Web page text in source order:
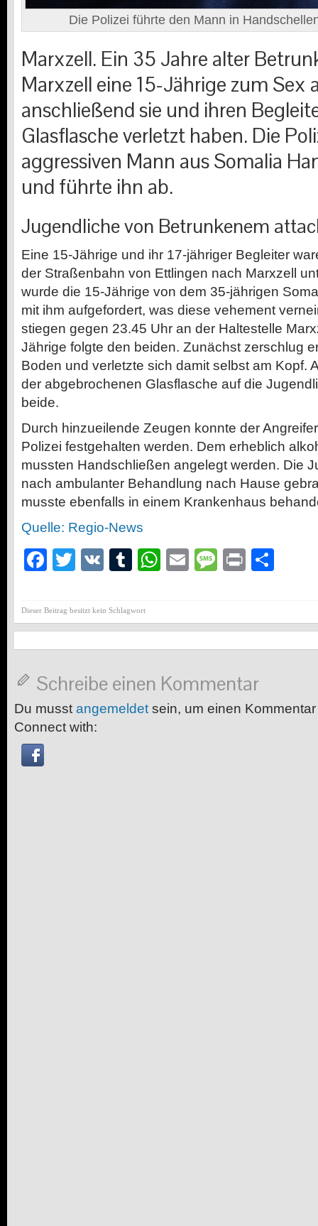
Die Polizei führte den Mann in
Marxzell. Ein 35 Jahre alter
Marxzell eine 15-Jährige zum
anschließend sie und ihren
Glasflasche verletzt haben. Die
aggressiven Mann aus Somalia
und führte ihn ab.
Jugendliche von Betrunkenem
Eine 15-Jährige und ihr 17-jähriger Begleiter
der Straßenbahn von Ettlingen nach Marxzell
wurde die 15-Jährige von dem 35-jährigen
mit ihm aufgefordert, was diese vehement
stiegen gegen 23.45 Uhr an der Haltestelle
Jährige folgte den beiden. Zunächst zerschlug
Boden und verletzte sich damit selbst am Kopf.
der abgebrochenen Glasflasche auf die
beide.
Durch hinzueilende Zeugen konnte der
Polizei festgehalten werden. Dem erheblich
mussten Handschließen angelegt werden. Die
nach ambulanter Behandlung nach Hause
musste ebenfalls in einem Krankenhaus
Quelle: Regio-News
Facebook
Twitter
VK Tumblr
WhatsApp
EmailMessage
Print
Dieser Beitrag besitzt kein Schlagwort
Schreibe einen Kommentar
Du musst angemeldet sein, um einen
Connect with: